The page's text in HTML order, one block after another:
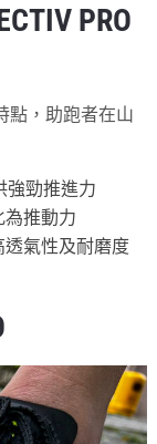
PRO
點，助跑者在山
強勁推進力
推動力
透氣性及耐磨度